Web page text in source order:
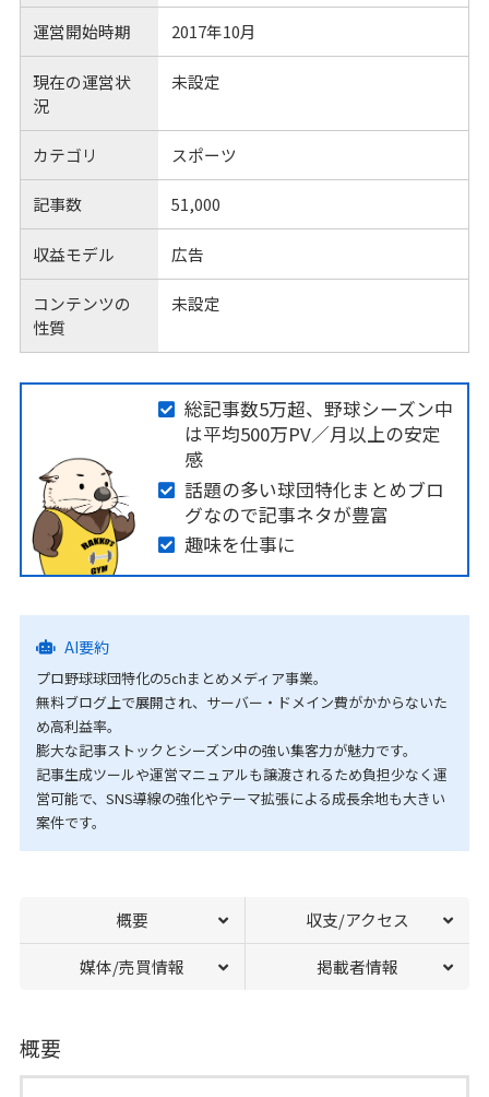
運営開始時期 2017年10月
現在の運営状
況
未設定
カテゴリ スポーツ
記事数 51,000
収益モデル 広告
コンテンツの
性質
未設定
総記事数5万超、野球シーズン中
は平均500万PV／月以上の安定
感
話題の多い球団特化まとめブロ
グなので記事ネタが豊富
趣味を仕事に
AI要約
プロ野球球団特化の5chまとめメディア事業。
無料ブログ上で展開され、サーバー・ドメイン費がかからないた
め高利益率。
膨大な記事ストックとシーズン中の強い集客力が魅力です。
記事生成ツールや運営マニュアルも譲渡されるため負担少なく運
営可能で、SNS導線の強化やテーマ拡張による成長余地も大きい
案件です。
概要 収支/アクセス
媒体/売買情報 掲載者情報
概要